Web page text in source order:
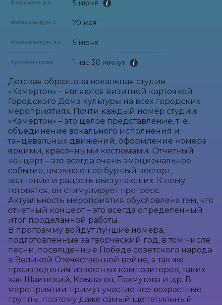
В прокате до 5 июня
Меморандум с 20 мая
Меморандум до 5 июня
Хронометраж 1 час 30 минут
Детская образцова вокальная студия
«Камертон» – являются визитной карточкой
Городского Дома культуры на всех городских
мероприятиях. Почти каждый номер студии
«Камертон» – это целое представление, т. е.
объединение вокального исполнения и
танцевальных движений, оформление номера
яркими, красочными костюмами. Отчетный
концерт – это всегда очень эмоциональное
событие, вызывающее бурный восторг,
волнение и радость выступающих. К нему
готовятся, он стимулирует прогресс.
Актуальность мероприятия обусловлена тем, что
отчетный концерт – это всегда определенный
итог проделанной работы.
В программу войдут лучшие номера,
подготовленные за творческий год, в том числе
песни, посвященные Победе советского народа
в Великой Отечественной войне, а так же
произведения известных композиторов, таких
как Шаинский, Крылатов, Пахмутова и др. В
мероприятии примут участие все возрастные
группы, поэтому даже самый щепетильный